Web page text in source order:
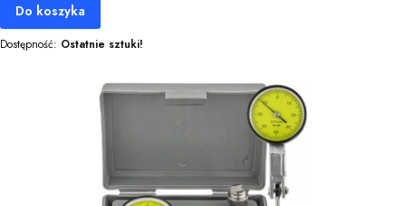
Do koszyka
Dostępność: Ostatnie sztuki!